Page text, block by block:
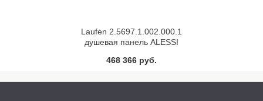
Laufen 2.5697.1.002.000.1
душевая панель ALESSI
468 366 руб.